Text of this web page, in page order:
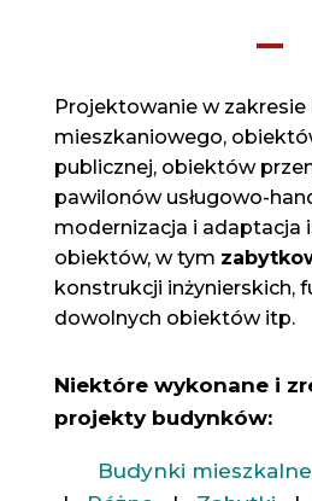
Projektowanie w
mieszkaniowego,
publicznej, obiektów
pawilonów usługowo-
modernizacja i adaptacja
obiektów, w tym
konstrukcji inżynierskich,
dowolnych obiektów itp.
Niektóre wykonane i
projekty budynków:
Budynki mieszkalne